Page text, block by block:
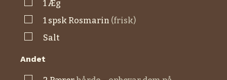
1
æg
▢1 spsk rosmarin (frisk)
▢ salt
Andet